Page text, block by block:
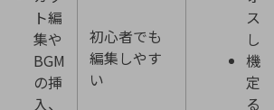
ト編
集や
BGM
の挿
入、
初心者でも
編集しやす
い
ス
した
機
定
る